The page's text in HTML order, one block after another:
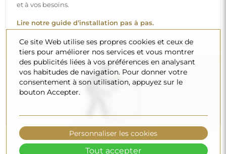
(autour de 7). Évitez les nettoyants puissants contenant du
vinaigre, de l’ammoniaque ou des acides forts – cela
permettra de conserver un beau reflet pendant de
nombreuses années.
Voulez-vous en savoir plus ?
Découvrez d’autres conseils sur notre blog.
Ce site Web utilise ses propres cookies et ceux de
tiers pour améliorer nos services et vous montrer
des publicités liées à vos préférences en analysant
vos habitudes de navigation. Pour donner votre
consentement à son utilisation, appuyez sur le
bouton Accepter.
Personnaliser les cookies
Tout accepter